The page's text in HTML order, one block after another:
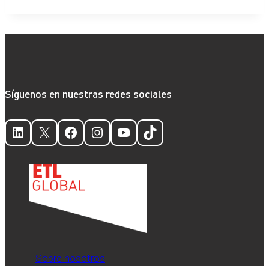
Síguenos en nuestras redes sociales
LinkedIn
X Facebook
Instagram
YouTube
TikTok
Sobre nosotros